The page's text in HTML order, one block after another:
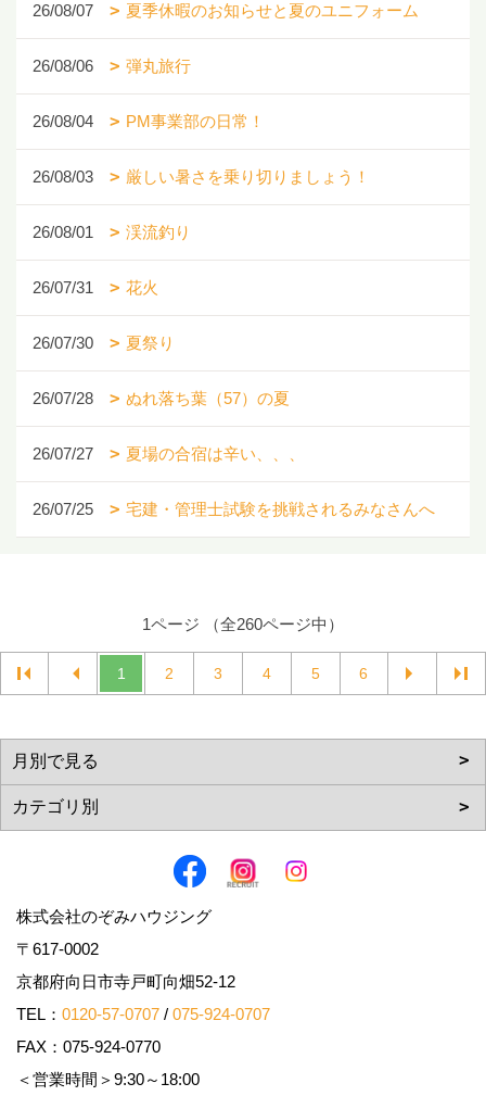
26/08/07 夏季休暇のお知らせと夏のユニフォーム
26/08/06 弾丸旅行
26/08/04 PM事業部の日常！
26/08/03 厳しい暑さを乗り切りましょう！
26/08/01 渓流釣り
26/07/31 花火
26/07/30 夏祭り
26/07/28 ぬれ落ち葉（57）の夏
26/07/27 夏場の合宿は辛い、、、
26/07/25 宅建・管理士試験を挑戦されるみなさんへ
1ページ （全260ページ中）
1 2 3 4 5 6
株式会社のぞみハウジング
〒617-0002
京都府向日市寺戸町向畑52-12
TEL： 0120-57-0707 / 075-924-0707
FAX：075-924-0770
＜営業時間＞9:30～18:00